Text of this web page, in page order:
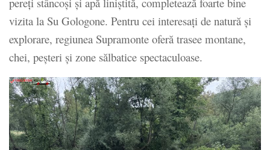
vizita la Su Gologone. Pentru cei interesați de natură și
explorare, regiunea Supramonte oferă trasee montane,
chei, peșteri și zone sălbatice spectaculoase.